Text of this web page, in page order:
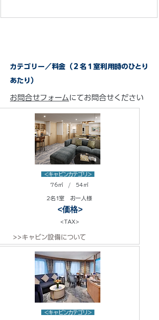
カテゴリー／料金（２名１室利用時のひとり
あたり）
お問合せフォームにてお問合せください
<キャビンカテゴリ>
76㎡ / 54㎡
2名1室 お一人様
<価格>
<TAX>
>>キャビン設備について
<キャビンカテゴリ>